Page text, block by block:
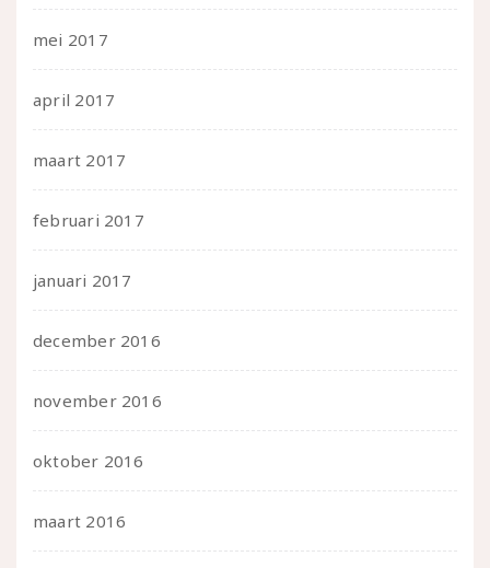
mei 2017
april 2017
maart 2017
februari 2017
januari 2017
december 2016
november 2016
oktober 2016
maart 2016